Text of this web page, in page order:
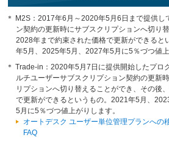
＊ M2S：2017年6月～2020年5月6日まで提供し
ン契約の更新時にサブスクリプションへ切り
2028年まで約束された価格で更新ができると
年5月、2025年5月、2027年5月に5％づつ値上
＊ Trade-in：2020年5月7日に提供開始したプロ
ルチユーザーサブスクリプション契約の更新
リプションへ切り替えることができ、その後
で更新ができるというもの。2021年5月、
5月に5％づつ値上がりします。
オートデスク ユーザー単位管理プランへの
FAQ